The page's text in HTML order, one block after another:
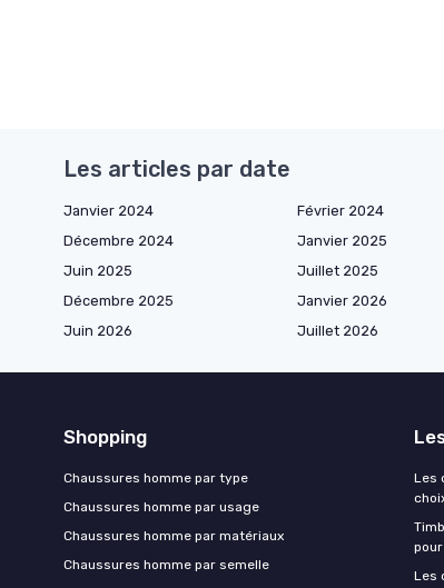
Les articles par date
Janvier 2024 Février 2024
Décembre 2024
Janvier 2025
Juin 2025
Juillet 2025
Décembre 2025
Janvier 2026
Juin 2026
Juillet 2026
Shopping
Chaussures homme par type
Chaussures homme par usage
Chaussures homme par matériaux
Chaussures homme par semelle
Les
Les